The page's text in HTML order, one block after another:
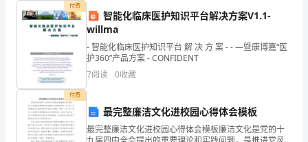
期，
发展做出更大的贡献。
付费
智能化临床医护知识平台解决方案V1.1-
willma
- 智能化临床医护知识平台 解 决 方 案 - - —暨康博嘉“医
护360”产品方案 - CONFIDENT
7阅读 0收藏
付费
最完整廉洁文化进校园心得体会模板
最完整廉洁文化进校园心得体会模板廉洁文化是党的十